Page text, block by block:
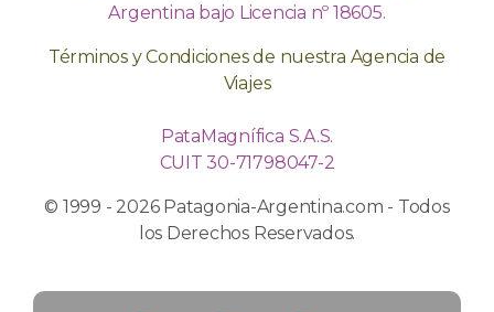
Argentina bajo Licencia nº 18605.
Términos y Condiciones de nuestra Agencia de
Viajes
PataMagnífica S.A.S.
CUIT 30-71798047-2
© 1999 - 2026 Patagonia-Argentina.com - Todos
los Derechos Reservados.